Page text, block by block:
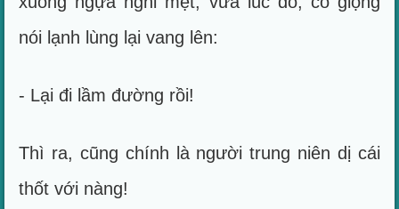
nói lạnh lùng lại vang lên:
- Lại đi lầm đường rồi!
Thì ra, cũng chính là người trung niên dị cái
thốt với nàng!